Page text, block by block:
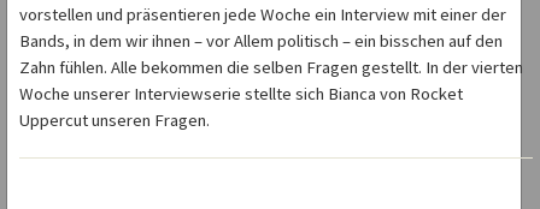
vorstellen und präsentieren jede Woche ein Interview mit einer der
Bands, in dem wir ihnen – vor Allem politisch – ein bisschen auf den
Zahn fühlen. Alle bekommen die selben Fragen gestellt. In der vierten
Woche unserer Interviewserie stellte sich Bianca von Rocket
Uppercut unseren Fragen.